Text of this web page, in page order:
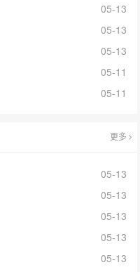
05-13
05-13
05-13
05-11
05-11
更多
05-13
05-13
05-13
05-13
05-13